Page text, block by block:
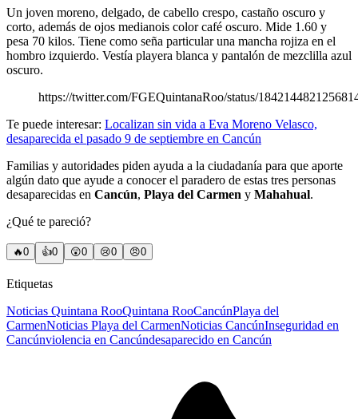
Un joven moreno, delgado, de cabello crespo, castaño oscuro y
corto, además de ojos medianois color café oscuro. Mide 1.60 y
pesa 70 kilos. Tiene como seña particular una mancha rojiza en el
hombro izquierdo. Vestía playera blanca y pantalón de mezclilla azul
oscuro.
https://twitter.com/FGEQuintanaRoo/status/
Te puede interesar: Localizan sin vida a Eva Moreno Velasco,
desaparecida el pasado 9 de septiembre en Cancún
Familias y autoridades piden ayuda a la ciudadanía para que aporte
algún dato que ayude a conocer el paradero de estas tres personas
desaparecidas en Cancún, Playa del Carmen y Mahahual.
¿Qué te pareció?
🔥0 👍0 😲0 😢0 😠0
Etiquetas
Noticias Quintana RooQuintana RooCancúnPlaya del
CarmenNoticias Playa del CarmenNoticias CancúnInseguridad en
Cancúnviolencia en Cancúndesaparecido en Cancún